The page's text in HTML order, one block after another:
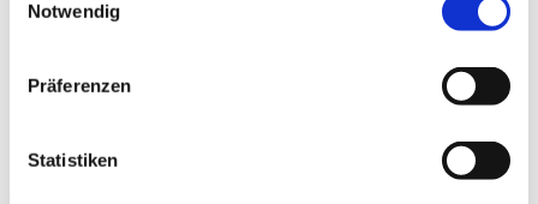
Notwendig
Präferenzen
Statistiken
Sprache
Englisch